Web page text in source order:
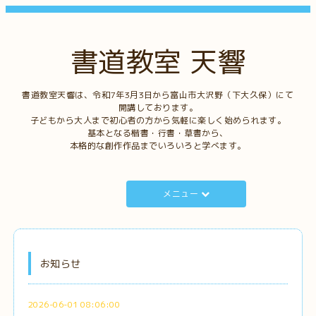
書道教室 天響
書道教室天響は、令和7年3月3日から富山市大沢野（下大久保）にて
開講しております。
子どもから大人まで初心者の方から気軽に楽しく始められます。
基本となる楷書・行書・草書から、
本格的な創作作品までいろいろと学べます。
メニュー
お知らせ
2026-06-01 08:06:00